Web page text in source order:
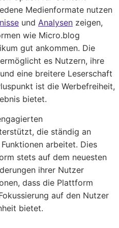
Medienformate nutzen
und Analysen zeigen,
wie Micro.blog
gut ankommen. Die
es Nutzern, ihre
eine breitere Leserschaft
ist die Werbefreiheit,
bietet.
die ständig an
arbeitet. Dies
stets auf dem neuesten
ihrer Nutzer
dass die Plattform
auf den Nutzer
bietet.